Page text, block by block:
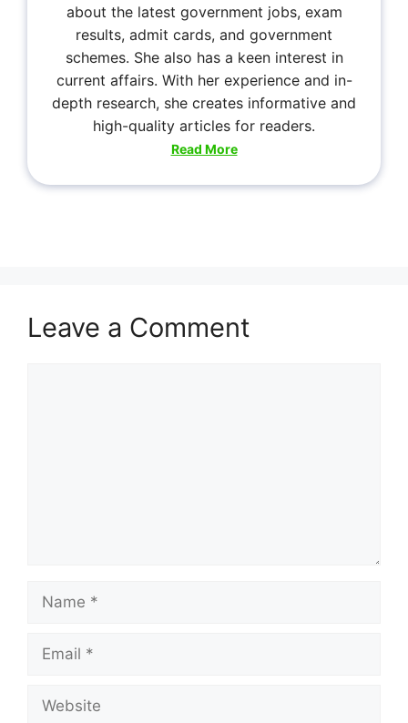
about the latest government jobs, exam
results, admit cards, and government
schemes. She also has a keen interest in
current affairs. With her experience and in-
depth research, she creates informative and
high-quality articles for readers.
Read More
Leave a Comment